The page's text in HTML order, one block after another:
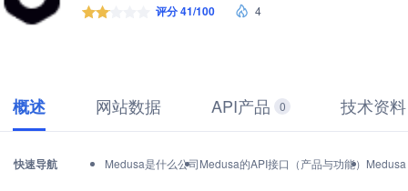
评分 41/100 4
概述 网站数据 API产品 0 技术资料
快速导航 Medusa是什么公司Medusa的API接口（产品与功能）